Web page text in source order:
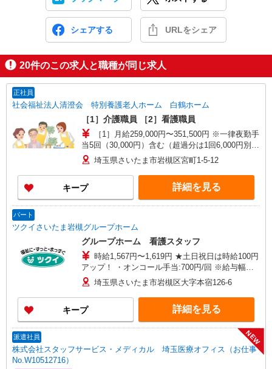
シェアする URLをシェア
20件のこの求人と職種が同じ求人
正社員
社会福祉法人清澄会 特別養護老人ホーム 白鶴ホーム
［1］介護職員 ［2］看護職員
［1］月給259,000円〜351,500円 ※一律夜勤手
当5回（30,000円）含む（超過分は1回6,000円別途
支給） ※下記一律処遇支援手当含む ■10年以上介
護経験のある介護福祉士 月額74,500円 ■その他
の方 月額61,000円 ［2］月給267,250円〜
281,250円 ※一律処遇支援手当24,250円・職務手
当（オンコール）含む ※別途、資格手当等あり ※
埼玉県さいたま市岩槻区宮町1-5-12
キープ 詳細を見る
パート
ツクイさいたま岩槻グループホーム
グループホーム 看護スタッフ
時給1,567円〜1,619円 ★土日祝日は時給100円
アップ！ ・オンコール手当:700円/回 ※給与幅は
資格・経験等による
埼玉県さいたま市岩槻区大字本宿126-6
キープ 詳細を見る
派遣社員
株式会社スタッフサービス・メディカル 埼玉医療オフィス（お仕事
No.W10512716）
NEW